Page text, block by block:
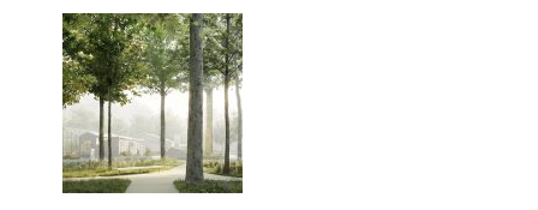
transformarea Grădinii Casei
Universitarilor